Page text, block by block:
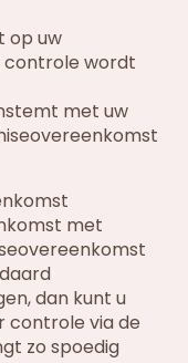
op uw
controle wordt
met uw
met
dan kunt u
controle via de
zo spoedig